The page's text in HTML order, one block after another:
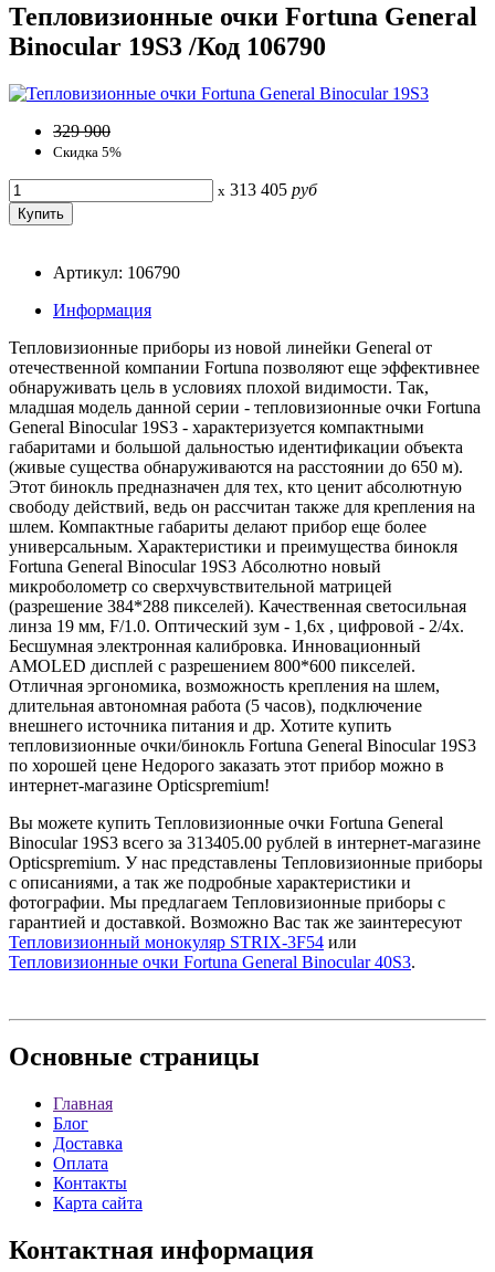
Тепловизионные очки Fortuna General
Binocular 19S3 /Код 106790
329 900
Скидка 5%
x 313 405 руб
Артикул: 106790
Информация
Тепловизионные приборы из новой линейки General от
отечественной компании Fortuna позволяют еще эффективнее
обнаруживать цель в условиях плохой видимости. Так,
младшая модель данной серии - тепловизионные очки Fortuna
General Binocular 19S3 - характеризуется компактными
габаритами и большой дальностью идентификации объекта
(живые существа обнаруживаются на расстоянии до 650 м).
Этот бинокль предназначен для тех, кто ценит абсолютную
свободу действий, ведь он рассчитан также для крепления на
шлем. Компактные габариты делают прибор еще более
универсальным. Характеристики и преимущества бинокля
Fortuna General Binocular 19S3 Абсолютно новый
микроболометр со сверхчувствительной матрицей
(разрешение 384*288 пикселей). Качественная светосильная
линза 19 мм, F/1.0. Оптический зум - 1,6х , цифровой - 2/4х.
Бесшумная электронная калибровка. Инновационный
AMOLED дисплей с разрешением 800*600 пикселей.
Отличная эргономика, возможность крепления на шлем,
длительная автономная работа (5 часов), подключение
внешнего источника питания и др. Хотите купить
тепловизионные очки/бинокль Fortuna General Binocular 19S3
по хорошей цене Недорого заказать этот прибор можно в
интернет-магазине Opticspremium!
Вы можете купить Тепловизионные очки Fortuna General
Binocular 19S3 всего за 313405.00 рублей в интернет-магазине
Opticspremium. У нас представлены Тепловизионные приборы
с описаниями, а так же подробные характеристики и
фотографии. Мы предлагаем Тепловизионные приборы с
гарантией и доставкой. Возможно Вас так же заинтересуют
Тепловизионный монокуляр STRIX-3F54 или
Тепловизионные очки Fortuna General Binocular 40S3.
Основные страницы
Главная
Блог
Доставка
Оплата
Контакты
Карта сайта
Контактная информация